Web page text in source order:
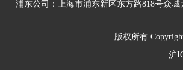
浦东公司：上海市浦东新区东方路818号众城
版权所有
沪